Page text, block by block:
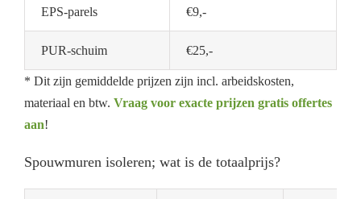
EPS-parels €9,-
PUR-schuim €25,-
* Dit zijn gemiddelde prijzen zijn incl. arbeidskosten,
materiaal en btw. Vraag voor exacte prijzen gratis offertes
aan!
Spouwmuren isoleren; wat is de totaalprijs?